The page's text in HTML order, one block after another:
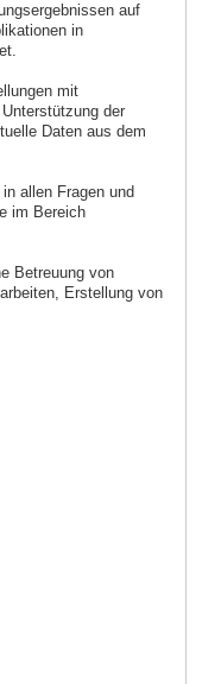
auf
in
mit
der
Daten aus dem
allen Fragen und
im Bereich
Betreuung von
Erstellung von